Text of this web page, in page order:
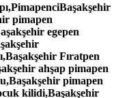
pimapen
egepen
Fıratpen
ahşap pimapen
pimapen
kilidi,Başakşehir